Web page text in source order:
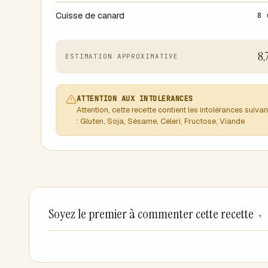
Cuisse de canard 8
ESTIMATION APPROXIMATIVE
ATTENTION AUX INTOLERANCES
Attention, cette recette contient les intolérances
: Gluten, Soja, Sésame, Céleri, Fructose, Viande
Soyez le premier à commenter cette recette ▼